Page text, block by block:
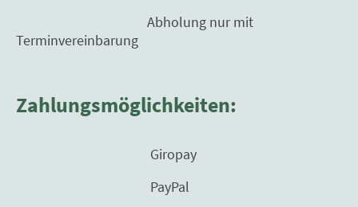
Abholung nur mit
Terminvereinbarung
Zahlungsmöglichkeiten:
Giropay
PayPal